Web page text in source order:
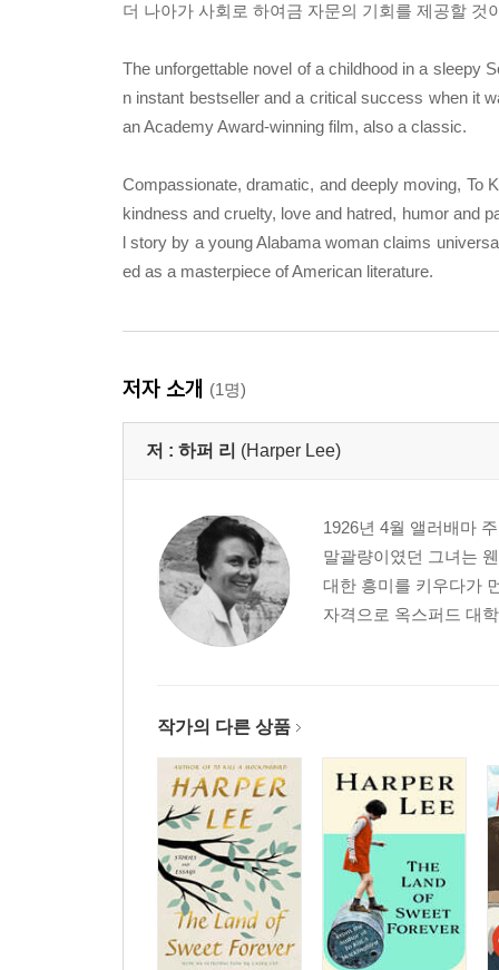
더 나아가 사회로 하여금 자문의 기회를 제공할 것
The unforgettable novel of a childhood in a sleepy
n instant bestseller and a critical success when it
an Academy Award-winning film, also a classic.
Compassionate, dramatic, and deeply moving, To
kindness and cruelty, love and hatred, humor and
l story by a young Alabama woman claims
ed as a masterpiece of American literature.
저자 소개 (1명)
저 : 하퍼 리 (Harper Lee)
1926년 4월 앨러배마
말괄량이였던 그녀는
대한 흥미를 키우다가
자격으로 옥스퍼드 대
작가의 다른 상품